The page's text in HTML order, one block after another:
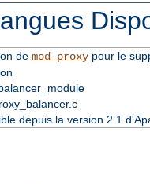
de mod_proxypour le
depuis la version 2.1